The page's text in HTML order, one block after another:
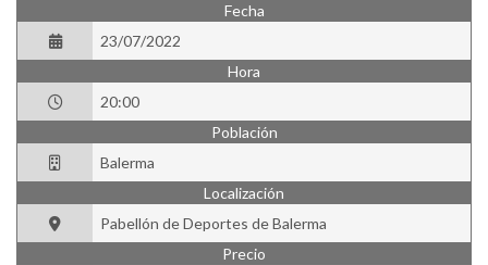
Fecha
23/07/2022
Hora
20:00
Población
Balerma
Localización
Pabellón de Deportes de Balerma
Precio